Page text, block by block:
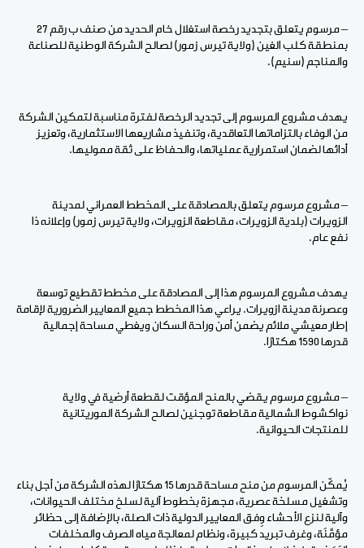
– مرسوم يتعلق بتجديد رخصة استغلال خام الحديد من صنف ب رقم 27
بمنطقة كلب الغين (ولاية تيرس زمور) لصالح الشركة الوطنية للصناعة
والمناجم (سنيم).
يهدف مشروع المرسوم إلى تجديد الرخصة لفترة مناسبة لتمكين الشركة
من الوفاء بالتزاماتها التعاقدية، وتنفيذ مشاريعها الاستثمارية، وتعزيز
أدائها لضمان استمرارية عملياتها، والحفاظ على ثقة مموليها.
– مشروع مرسوم يتعلق بالمصادقة على المخطط العمراني لمدينة
الزويرات (بلدية الزويرات، مقاطعة الزويرات، ولاية تيرس زمور) وإعلانه ذا
نفع عام.
يهدف مشروع المرسوم هذا إلى المصادقة على مخطط تقطيع توسعة
وعصرنة مدينة ازويرات. يراعي هذا المخطط جميع المعايير الضرورية لإقامة
إطار معيشي ملائم يضمن أمن وراحة السكان ويغطي مساحة إجمالية
قدرها 1590 هكتارًا.
– مشروع مرسوم يقضي بالمنح المؤقت لقطعة أرضية في ولاية
نواكشوط الشمالية مقاطعة توجنين لصالح الشركة الموريتانية
للمنتجات الحيوانية.
يُمكّن المرسوم من منح مساحة قدرها 15 هكتارًا لهذه الشركة من أجل بناء
وتشغيل مسلخة عصرية، مجهزة بخطوط آلية لسلخ مختلف الحيوانات،
وآلية لنزع الأحشاء وِفق المعايير الدولية ذات الصلة، بالإضافة إلى حظائر
مؤمَّنَة، وغرف تبريد كبيرة، ونظام لمعالجة مياه الصرف والمخلفات